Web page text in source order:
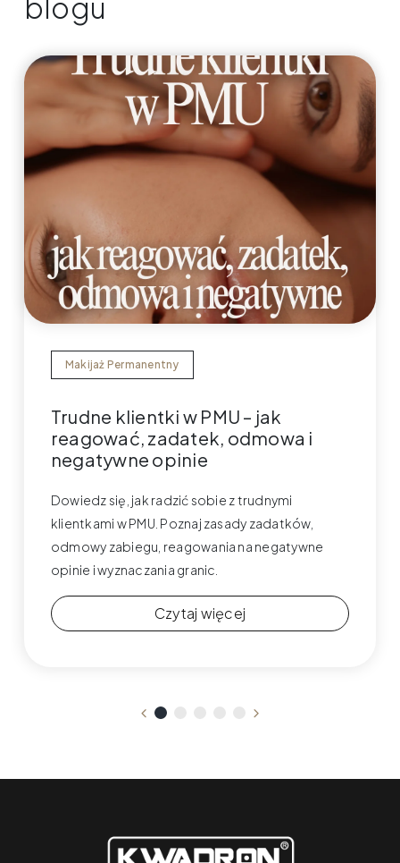
blogu
Makijaż Permanentny
Trudne klientki w PMU – jak
reagować, zadatek, odmowa i
negatywne opinie
Dowiedz się, jak radzić sobie z trudnymi
klientkami w PMU. Poznaj zasady zadatków,
odmowy zabiegu, reagowania na negatywne
opinie i wyznaczania granic.
Czytaj więcej